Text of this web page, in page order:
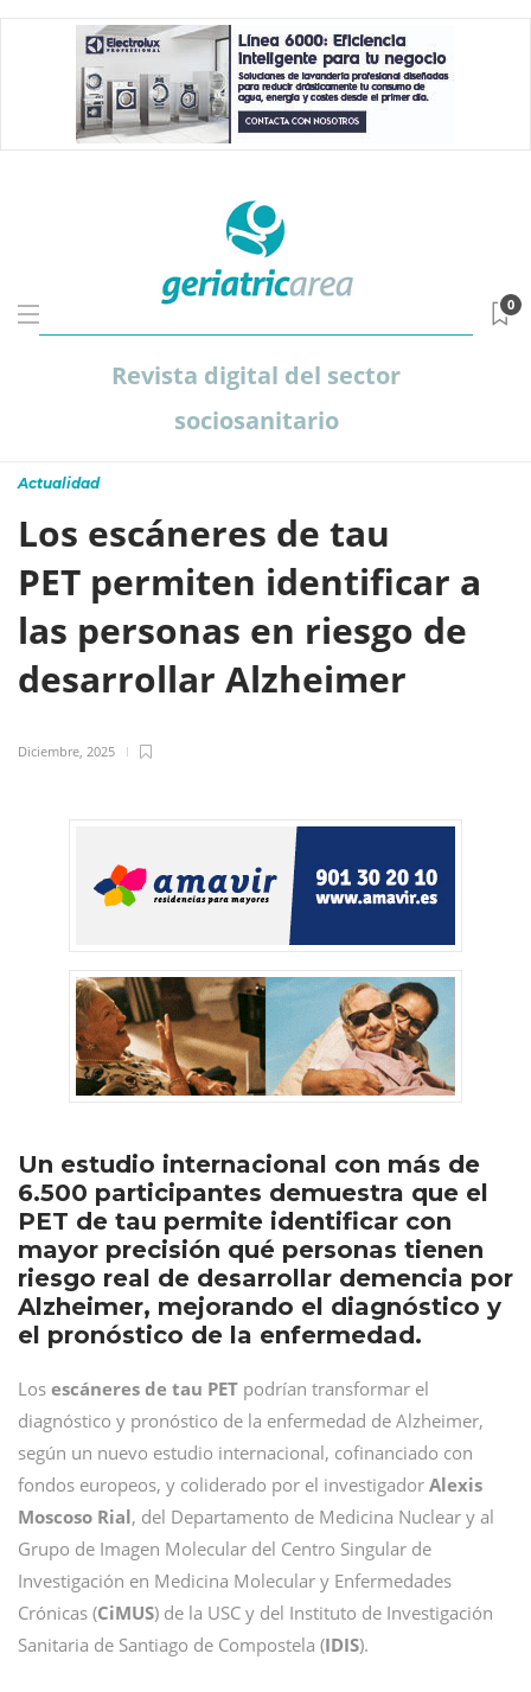
Revista digital del sector
sociosanitario
0
Actualidad
Los escáneres de tau
PET permiten identificar a
las personas en riesgo de
desarrollar Alzheimer
Diciembre, 2025
Un estudio internacional con más de
6.500 participantes demuestra que el
PET de tau permite identificar con
mayor precisión qué personas tienen
riesgo real de desarrollar demencia por
Alzheimer, mejorando el diagnóstico y
el pronóstico de la enfermedad.
Los escáneres de tau PET podrían transformar el
diagnóstico y pronóstico de la enfermedad de Alzheimer,
según un nuevo estudio internacional, cofinanciado con
fondos europeos, y coliderado por el investigador Alexis
Moscoso Rial, del Departamento de Medicina Nuclear y al
Grupo de Imagen Molecular del Centro Singular de
Investigación en Medicina Molecular y Enfermedades
Crónicas (CiMUS) de la USC y del Instituto de Investigación
Sanitaria de Santiago de Compostela (IDIS).